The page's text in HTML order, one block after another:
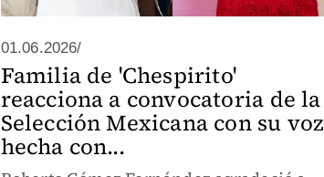
01.06.2026/
Familia de 'Chespirito'
reacciona a convocatoria de la
Selección Mexicana con su voz
hecha con...